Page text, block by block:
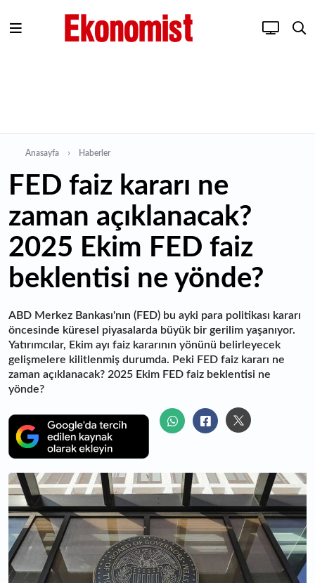
Anasayfa Haberler
FED faiz kararı ne
zaman açıklanacak?
2025 Ekim FED faiz
beklentisi ne yönde?
ABD Merkez Bankası'nın (FED) bu ayki para politikası kararı
öncesinde küresel piyasalarda büyük bir gerilim yaşanıyor.
Yatırımcılar, Ekim ayı faiz kararının yönünü belirleyecek
gelişmelere kilitlenmiş durumda. Peki FED faiz kararı ne
zaman açıklanacak? 2025 Ekim FED faiz beklentisi ne
yönde?